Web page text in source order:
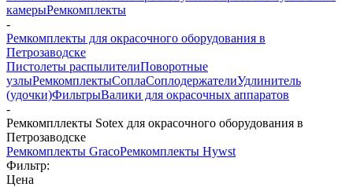
камерыРемкомплекты
-
Ремкомплекты для окрасочного оборудования в
Петрозаводске
Пистолеты распылителиПоворотные
узлыРемкомплектыСоплаСоплодержателиУдлинитель
(удочки)ФильтрыВалики для окрасочных аппаратов
-
Ремкомпллекты Sotex для окрасочного оборудования в
Петрозаводске
Ремкомплекты GracoРемкомплекты Hywst
Фильтр:
Цена